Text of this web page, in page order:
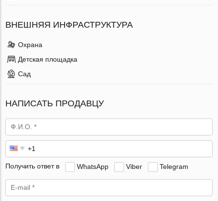
ВНЕШНЯЯ ИНФРАСТРУКТУРА
Охрана
Детская площадка
Сад
НАПИСАТЬ ПРОДАВЦУ
Получить ответ в WhatsApp Viber Telegram